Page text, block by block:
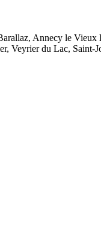
Annecy le
Veyrier du Lac,